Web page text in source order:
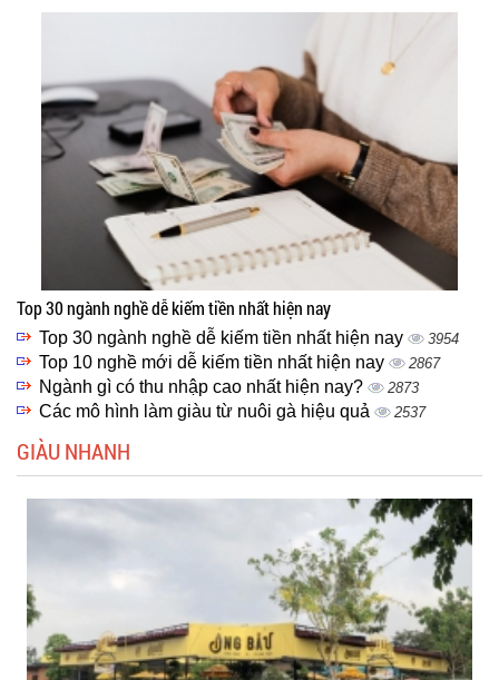
Top 30 ngành nghề dễ kiếm tiền nhất hiện nay
Top 30 ngành nghề dễ kiếm tiền nhất hiện nay 3954
Top 10 nghề mới dễ kiếm tiền nhất hiện nay 2867
Ngành gì có thu nhập cao nhất hiện nay? 2873
Các mô hình làm giàu từ nuôi gà hiệu quả 2537
GIÀU NHANH